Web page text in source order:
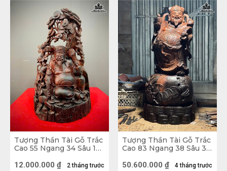
Tượng Thần Tài Gỗ Trắc
Cao 55 Ngang 34 Sâu 18
2 tháng trước
12.000.000 ₫
Tượng Thần Tài Gỗ Trắc
Cao 83 Ngang 38 Sâu 33
4 tháng trước
50.600.000 ₫